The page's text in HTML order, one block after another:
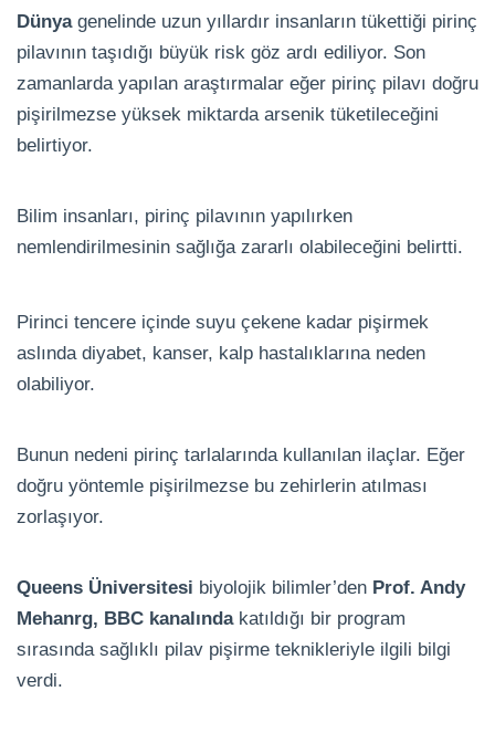
Dünyagenelinde uzun yıllardır insanların tükettiği pirinç
pilavının taşıdığı büyük risk göz ardı ediliyor. Son
zamanlarda yapılan araştırmalar eğer pirinç pilavı doğru
pişirilmezse yüksek miktarda arsenik tüketileceğini
belirtiyor.
Bilim insanları, pirinç pilavının yapılırken
nemlendirilmesinin sağlığa zararlı olabileceğini belirtti.
Pirinci tencere içinde suyu çekene kadar pişirmek
aslında diyabet, kanser, kalp hastalıklarına neden
olabiliyor.
Bunun nedeni pirinç tarlalarında kullanılan ilaçlar. Eğer
doğru yöntemle pişirilmezse bu zehirlerin atılması
zorlaşıyor.
Queens Üniversitesi biyolojik bilimler’den Prof. Andy
Mehanrg, BBC kanalındakatıldığı bir program
sırasında sağlıklı pilav pişirme teknikleriyle ilgili bilgi
verdi.